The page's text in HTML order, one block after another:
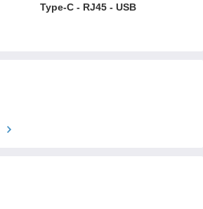
Type-C - RJ45 - USB